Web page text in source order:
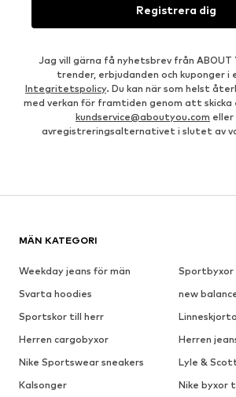
Registrera dig
Jag vill gärna få nyhetsbrev från ABOUT
trender, erbjudanden och kuponger i
Integritetspolicy. Du kan när som helst
med verkan för framtiden genom att
kundservice@aboutyou.com eller
avregistreringsalternativet i slutet av
MÄN KATEGORI
Weekday jeans för män
Sportbyxor
Svarta hoodies
new
Sportskor till herr
Herren cargobyxor
Herren
Nike Sportswear sneakers
Lyle &
Kalsonger
Nike byxor